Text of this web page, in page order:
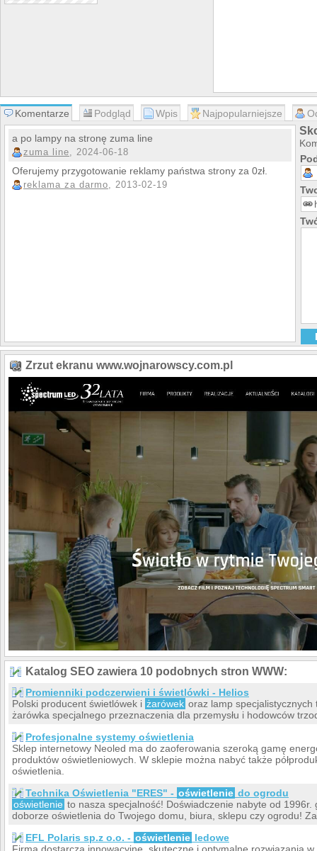
Komentarze Podgląd Wpis Najpopularniejsze
a po lampy na stronę zuma line
zuma line, 2024-06-18
Oferujemy przygotowanie reklamy państwa strony za 0zł.
reklama za darmo, 2013-02-19
Zrzut ekranu www.wojnarowscy.com.pl
Katalog SEO zawiera 10 podobnych stron WWW:
Promienniki podczerwieni i świetlówki - Helios
Polski producent świetlówek i żarówek oraz lamp
żarówka specjalnego przeznaczenia dla przemysłu i hodowców
Profesjonalne systemy oświetlenia
Sklep internetowy Neoled ma do zaoferowania szeroką gamę
produktów oświetleniowych. W sklepie można nabyć także
oświetlenia.
Technika Oświetlenia "ERES" - oświetlenie do ogrodu
oświetlenie to nasza specjalność! Doświadczenie nabyte od
doborze oświetlenia do Twojego domu, biura, sklepu czy ogrodu!
EFL Polaris sp.z o.o. - oświetlenie ledowe